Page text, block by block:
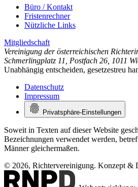
Büro / Kontakt
Fristenrechner
Nützliche Links
Mitgliedschaft
Vereinigung der österreichischen
Schmerlingplatz 11
Postfach 26 1011
Unabhängig entscheiden, gesetzestreu
Datenschutz
Impressum
Privatsphäre-Einstellungen
Soweit in Texten auf dieser Website
Bezeichnungen verwendet werden,
Männer gleichermaßen.
© 2026, Richtervereinigung. Konzept &